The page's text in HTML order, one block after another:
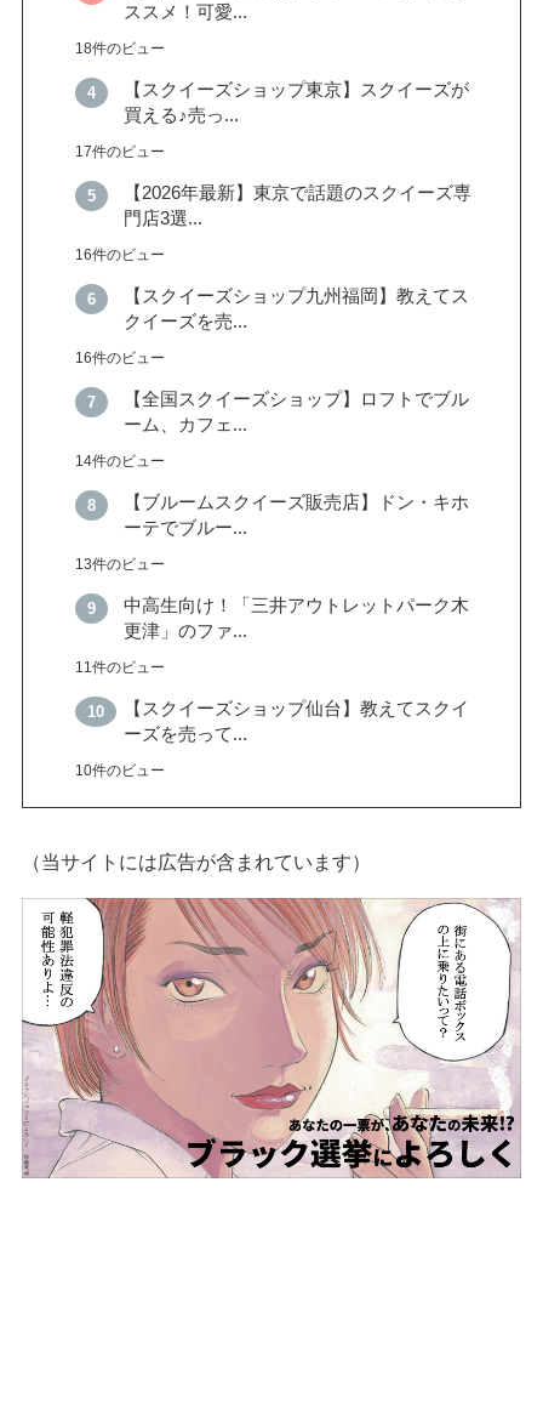
ススメ！可愛...
18件のビュー
【スクイーズショップ東京】スクイーズが
買える♪売っ...
17件のビュー
【2026年最新】東京で話題のスクイーズ専
門店3選...
16件のビュー
【スクイーズショップ九州福岡】教えてス
クイーズを売...
16件のビュー
【全国スクイーズショップ】ロフトでブル
ーム、カフェ...
14件のビュー
【ブルームスクイーズ販売店】ドン・キホ
ーテでブルー...
13件のビュー
中高生向け！「三井アウトレットパーク木
更津」のファ...
11件のビュー
【スクイーズショップ仙台】教えてスクイ
ーズを売って...
10件のビュー
（当サイトには広告が含まれています）